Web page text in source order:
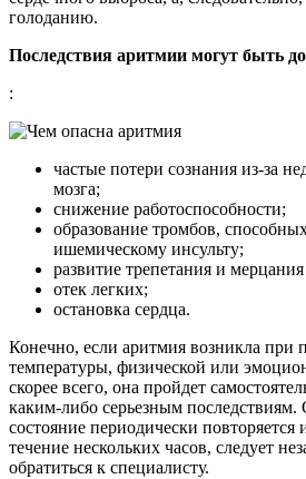
голоданию.
Последствия аритмии могут быть
:
частые потери сознания из-за
мозга;
снижение работоспособности;
образование тромбов,
ишемическому инсульту;
развитие трепетания и
отек легких;
остановка сердца.
Конечно, если аритмия возникла при
температуры, физической или
скорее всего, она пройдет
каким-либо серьезным последствиям.
состояние периодически повторяется
течение нескольких часов, следует
обратиться к специалисту.